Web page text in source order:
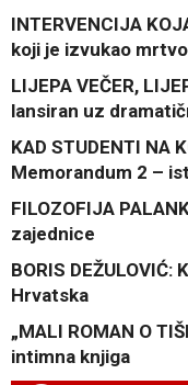
INTERVENCIJA
koji je izvukao
LIJEPA VEČER,
lansiran uz
KAD STUDENTI NA
Memorandum 2 –
FILOZOFIJA
zajednice
BORIS
Hrvatska
„MALI ROMAN O
intimna knjiga